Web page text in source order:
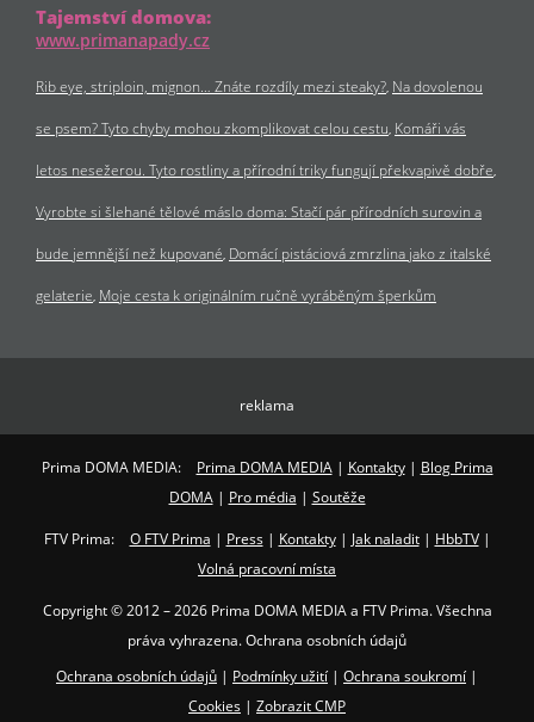
Tajemství domova:
www.primanapady.cz
Rib eye, striploin, mignon… Znáte rozdíly mezi steaky? Na dovolenou
se psem? Tyto chyby mohou zkomplikovat celou cestu Komáři vás
letos nesežerou. Tyto rostliny a přírodní triky fungují překvapivě dobře
Vyrobte si šlehané tělové máslo doma: Stačí pár přírodních surovin a
bude jemnější než kupované Domácí pistáciová zmrzlina jako z italské
gelaterie Moje cesta k originálním ručně vyráběným šperkům
reklama
Prima DOMA MEDIA: Prima DOMA MEDIA| Kontakty| Blog Prima
DOMA| Pro média | Soutěže
FTV Prima: O FTV Prima | Press| Kontakty| Jak naladit| HbbTV|
Volná pracovní místa
Copyright © 2012 – 2026 Prima DOMA MEDIA a FTV Prima. Všechna
práva vyhrazena. Ochrana osobních údajů
Ochrana osobních údajů | Podmínky užití | Ochrana soukromí |
Cookies | Zobrazit CMP